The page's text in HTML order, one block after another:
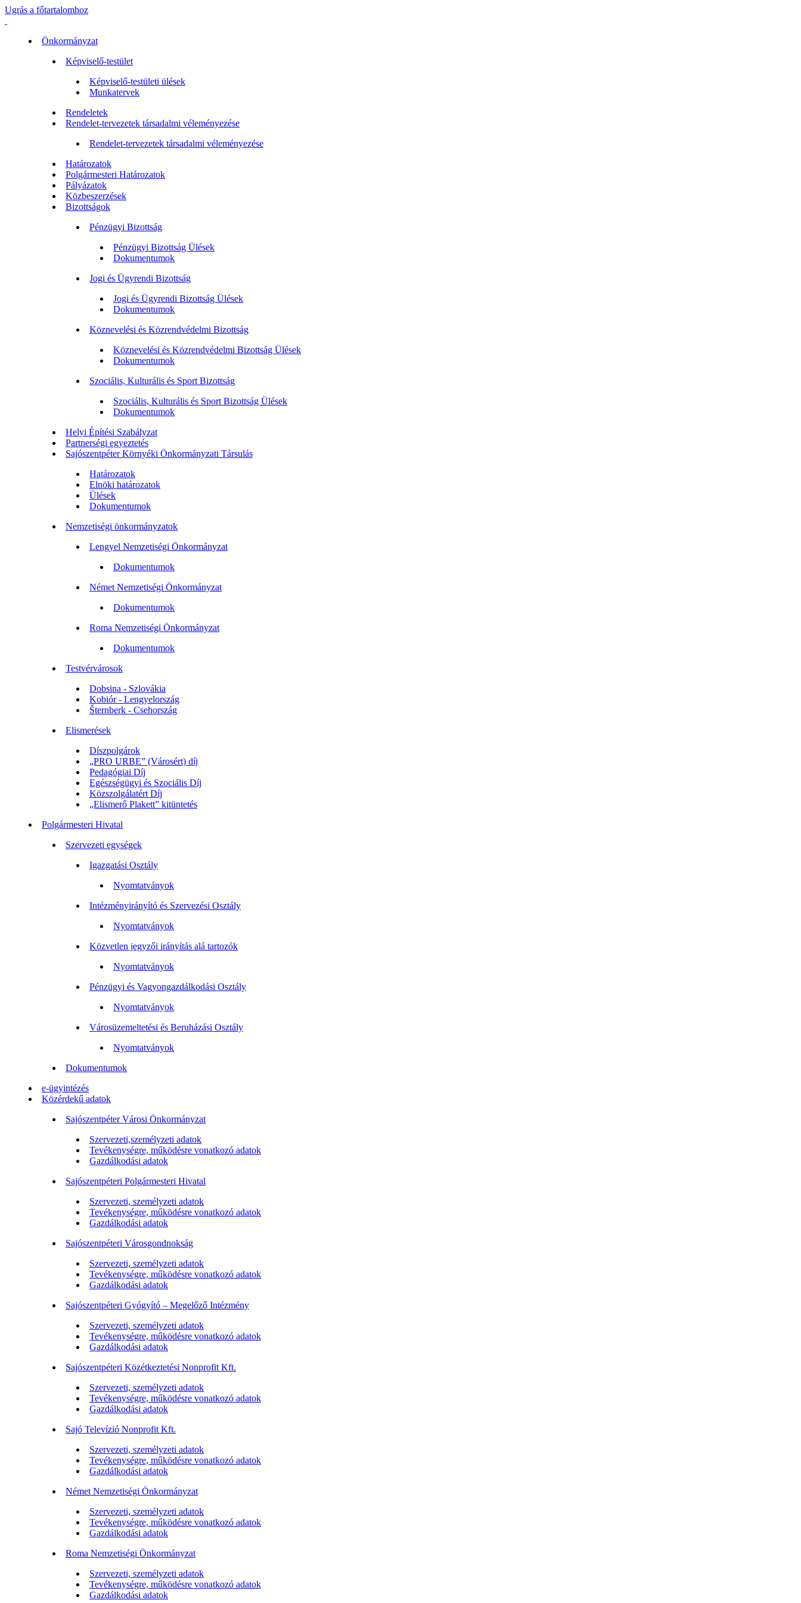
Ugrás a főtartalomhoz
Önkormányzat
Képviselő-testület
Képviselő-testületi ülések
Munkatervek
Rendeletek
Rendelet-tervezetek társadalmi véleményezése
Rendelet-tervezetek társadalmi véleményezése
Határozatok
Polgármesteri Határozatok
Pályázatok
Közbeszerzések
Bizottságok
Pénzügyi Bizottság
Pénzügyi Bizottság Ülések
Dokumentumok
Jogi és Ügyrendi Bizottság
Jogi és Ügyrendi Bizottság Ülések
Dokumentumok
Köznevelési és Közrendvédelmi Bizottság
Köznevelési és Közrendvédelmi Bizottság Ülések
Dokumentumok
Szociális, Kulturális és Sport Bizottság
Szociális, Kulturális és Sport Bizottság Ülések
Dokumentumok
Helyi Építési Szabályzat
Partnerségi egyeztetés
Sajószentpéter Környéki Önkormányzati Társulás
Határozatok
Elnöki határozatok
Ülések
Dokumentumok
Nemzetiségi önkormányzatok
Lengyel Nemzetiségi Önkormányzat
Dokumentumok
Német Nemzetiségi Önkormányzat
Dokumentumok
Roma Nemzetiségi Önkormányzat
Dokumentumok
Testvérvárosok
Dobsina - Szlovákia
Kobiór - Lengyelország
Šternberk - Csehország
Elismerések
Díszpolgárok
„PRO URBE” (Városért) díj
Pedagógiai Díj
Egészségügyi és Szociális Díj
Közszolgálatért Díj
„Elismerő Plakett” kitüntetés
Polgármesteri Hivatal
Szervezeti egységek
Igazgatási Osztály
Nyomtatványok
Intézményirányító és Szervezési Osztály
Nyomtatványok
Közvetlen jegyzői irányítás alá tartozók
Nyomtatványok
Pénzügyi és Vagyongazdálkodási Osztály
Nyomtatványok
Városüzemeltetési és Beruházási Osztály
Nyomtatványok
Dokumentumok
e-ügyintézés
Közérdekű adatok
Sajószentpéter Városi Önkormányzat
Szervezeti,személyzeti adatok
Tevékenységre, működésre vonatkozó adatok
Gazdálkodási adatok
Sajószentpéteri Polgármesteri Hivatal
Szervezeti, személyzeti adatok
Tevékenységre, működésre vonatkozó adatok
Gazdálkodási adatok
Sajószentpéteri Városgondnokság
Szervezeti, személyzeti adatok
Tevékenységre, működésre vonatkozó adatok
Gazdálkodási adatok
Sajószentpéteri Gyógyító – Megelőző Intézmény
Szervezeti, személyzeti adatok
Tevékenységre, működésre vonatkozó adatok
Gazdálkodási adatok
Sajószentpéteri Közétkeztetési Nonprofit Kft.
Szervezeti, személyzeti adatok
Tevékenységre, működésre vonatkozó adatok
Gazdálkodási adatok
Sajó Televízió Nonprofit Kft.
Szervezeti, személyzeti adatok
Tevékenységre, működésre vonatkozó adatok
Gazdálkodási adatok
Német Nemzetiségi Önkormányzat
Szervezeti, személyzeti adatok
Tevékenységre, működésre vonatkozó adatok
Gazdálkodási adatok
Roma Nemzetiségi Önkormányzat
Szervezeti, személyzeti adatok
Tevékenységre, működésre vonatkozó adatok
Gazdálkodási adatok